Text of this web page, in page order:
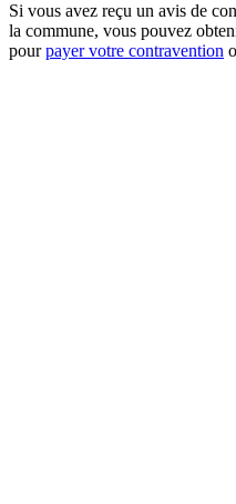
Si vous avez reçu un avis de
la commune, vous pouvez
pourpayer votre contravention